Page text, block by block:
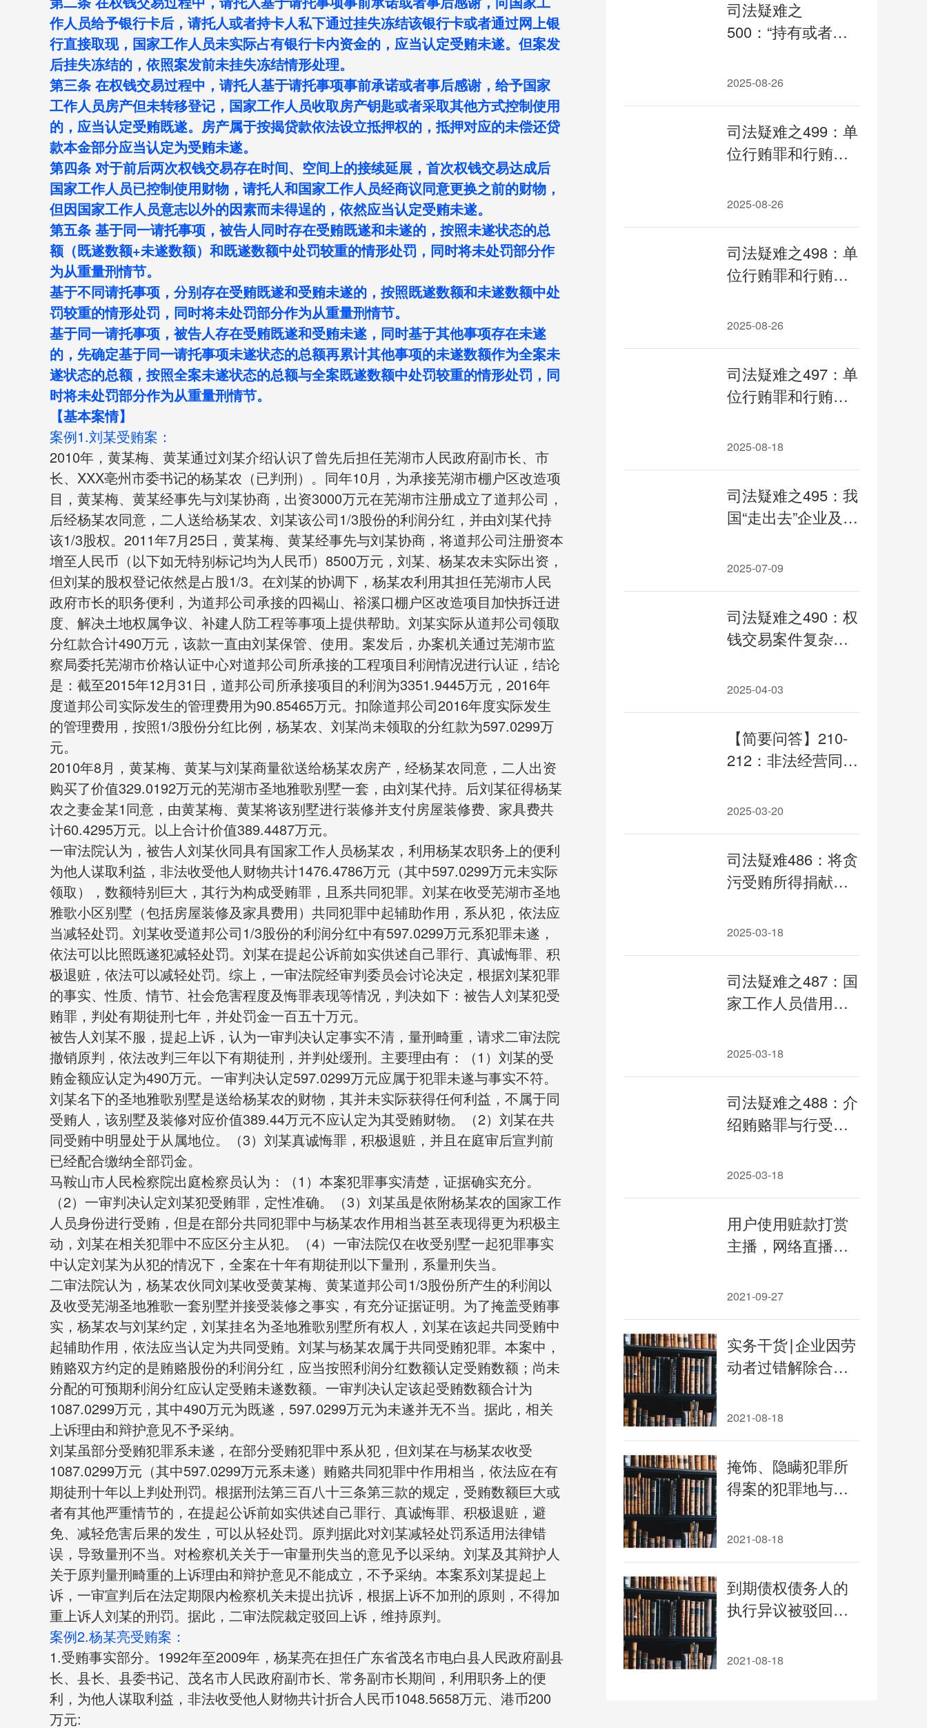
作人员给予银行卡后，请托人或者持卡人私下通过挂失冻结该银行卡或者通过网上银
行直接取现，国家工作人员未实际占有银行卡内资金的，应当认定受贿未遂。但案发
后挂失冻结的，依照案发前未挂失冻结情形处理。
第三条 在权钱交易过程中，请托人基于请托事项事前承诺或者事后感谢，给予国家
工作人员房产但未转移登记，国家工作人员收取房产钥匙或者采取其他方式控制使用
的，应当认定受贿既遂。房产属于按揭贷款依法设立抵押权的，抵押对应的未偿还贷
款本金部分应当认定为受贿未遂。
第四条 对于前后两次权钱交易存在时间、空间上的接续延展，首次权钱交易达成后
国家工作人员已控制使用财物，请托人和国家工作人员经商议同意更换之前的财物，
但因国家工作人员意志以外的因素而未得逞的，依然应当认定受贿未遂。
第五条 基于同一请托事项，被告人同时存在受贿既遂和未遂的，按照未遂状态的总
额（既遂数额+未遂数额）和既遂数额中处罚较重的情形处罚，同时将未处罚部分作
为从重量刑情节。
基于不同请托事项，分别存在受贿既遂和受贿未遂的，按照既遂数额和未遂数额中处
罚较重的情形处罚，同时将未处罚部分作为从重量刑情节。
基于同一请托事项，被告人存在受贿既遂和受贿未遂，同时基于其他事项存在未遂
的，先确定基于同一请托事项未遂状态的总额再累计其他事项的未遂数额作为全案未
遂状态的总额，按照全案未遂状态的总额与全案既遂数额中处罚较重的情形处罚，同
时将未处罚部分作为从重量刑情节。
【基本案情】
案例1.刘某受贿案：
2010年，黄某梅、黄某通过刘某介绍认识了曾先后担任芜湖市人民政府副市长、市
长、XXX亳州市委书记的杨某农（已判刑）。同年10月，为承接芜湖市棚户区改造项
目，黄某梅、黄某经事先与刘某协商，出资3000万元在芜湖市注册成立了道邦公司，
后经杨某农同意，二人送给杨某农、刘某该公司1/3股份的利润分红，并由刘某代持
该1/3股权。2011年7月25日，黄某梅、黄某经事先与刘某协商，将道邦公司注册资本
增至人民币（以下如无特别标记均为人民币）8500万元，刘某、杨某农未实际出资，
但刘某的股权登记依然是占股1/3。在刘某的协调下，杨某农利用其担任芜湖市人民
政府市长的职务便利，为道邦公司承接的四褐山、裕溪口棚户区改造项目加快拆迁进
度、解决土地权属争议、补建人防工程等事项上提供帮助。刘某实际从道邦公司领取
分红款合计490万元，该款一直由刘某保管、使用。案发后，办案机关通过芜湖市监
察局委托芜湖市价格认证中心对道邦公司所承接的工程项目利润情况进行认证，结论
是：截至2015年12月31日，道邦公司所承接项目的利润为3351.9445万元，2016年
度道邦公司实际发生的管理费用为90.85465万元。扣除道邦公司2016年度实际发生
的管理费用，按照1/3股份分红比例，杨某农、刘某尚未领取的分红款为597.0299万
元。
2010年8月，黄某梅、黄某与刘某商量欲送给杨某农房产，经杨某农同意，二人出资
购买了价值329.0192万元的芜湖市圣地雅歌别墅一套，由刘某代持。后刘某征得杨某
农之妻金某1同意，由黄某梅、黄某将该别墅进行装修并支付房屋装修费、家具费共
计60.4295万元。以上合计价值389.4487万元。
一审法院认为，被告人刘某伙同具有国家工作人员杨某农，利用杨某农职务上的便利
为他人谋取利益，非法收受他人财物共计1476.4786万元（其中597.0299万元未实际
领取），数额特别巨大，其行为构成受贿罪，且系共同犯罪。刘某在收受芜湖市圣地
雅歌小区别墅（包括房屋装修及家具费用）共同犯罪中起辅助作用，系从犯，依法应
当减轻处罚。刘某收受道邦公司1/3股份的利润分红中有597.0299万元系犯罪未遂，
依法可以比照既遂犯减轻处罚。刘某在提起公诉前如实供述自己罪行、真诚悔罪、积
极退赃，依法可以减轻处罚。综上，一审法院经审判委员会讨论决定，根据刘某犯罪
的事实、性质、情节、社会危害程度及悔罪表现等情况，判决如下：被告人刘某犯受
贿罪，判处有期徒刑七年，并处罚金一百五十万元。
被告人刘某不服，提起上诉，认为一审判决认定事实不清，量刑畸重，请求二审法院
撤销原判，依法改判三年以下有期徒刑，并判处缓刑。主要理由有：（1）刘某的受
贿金额应认定为490万元。一审判决认定597.0299万元应属于犯罪未遂与事实不符。
刘某名下的圣地雅歌别墅是送给杨某农的财物，其并未实际获得任何利益，不属于同
受贿人，该别墅及装修对应价值389.44万元不应认定为其受贿财物。（2）刘某在共
同受贿中明显处于从属地位。（3）刘某真诚悔罪，积极退赃，并且在庭审后宣判前
已经配合缴纳全部罚金。
马鞍山市人民检察院出庭检察员认为：（1）本案犯罪事实清楚，证据确实充分。
（2）一审判决认定刘某犯受贿罪，定性准确。（3）刘某虽是依附杨某农的国家工作
人员身份进行受贿，但是在部分共同犯罪中与杨某农作用相当甚至表现得更为积极主
动，刘某在相关犯罪中不应区分主从犯。（4）一审法院仅在收受别墅一起犯罪事实
中认定刘某为从犯的情况下，全案在十年有期徒刑以下量刑，系量刑失当。
二审法院认为，杨某农伙同刘某收受黄某梅、黄某道邦公司1/3股份所产生的利润以
及收受芜湖圣地雅歌一套别墅并接受装修之事实，有充分证据证明。为了掩盖受贿事
实，杨某农与刘某约定，刘某挂名为圣地雅歌别墅所有权人，刘某在该起共同受贿中
起辅助作用，依法应当认定为共同受贿。刘某与杨某农属于共同受贿犯罪。本案中，
贿赂双方约定的是贿赂股份的利润分红，应当按照利润分红数额认定受贿数额；尚未
分配的可预期利润分红应认定受贿未遂数额。一审判决认定该起受贿数额合计为
1087.0299万元，其中490万元为既遂，597.0299万元为未遂并无不当。据此，相关
上诉理由和辩护意见不予采纳。
刘某虽部分受贿犯罪系未遂，在部分受贿犯罪中系从犯，但刘某在与杨某农收受
1087.0299万元（其中597.0299万元系未遂）贿赂共同犯罪中作用相当，依法应在有
期徒刑十年以上判处刑罚。根据刑法第三百八十三条第三款的规定，受贿数额巨大或
者有其他严重情节的，在提起公诉前如实供述自己罪行、真诚悔罪、积极退赃，避
免、减轻危害后果的发生，可以从轻处罚。原判据此对刘某减轻处罚系适用法律错
误，导致量刑不当。对检察机关关于一审量刑失当的意见予以采纳。刘某及其辩护人
关于原判量刑畸重的上诉理由和辩护意见不能成立，不予采纳。本案系刘某提起上
诉，一审宣判后在法定期限内检察机关未提出抗诉，根据上诉不加刑的原则，不得加
重上诉人刘某的刑罚。据此，二审法院裁定驳回上诉，维持原判。
案例2.杨某亮受贿案：
1.受贿事实部分。1992年至2009年，杨某亮在担任广东省茂名市电白县人民政府副县
长、县长、县委书记、茂名市人民政府副市长、常务副市长期间，利用职务上的便
利，为他人谋取利益，非法收受他人财物共计折合人民币1048.5658万元、港币200
万元:
司法疑难之
500：“持有或者实
股份数达到该证券
量百分之三十以
上”是否只要一个交
易日的解析和建议
2025-08-26
司法疑难之499：单
位行贿罪和行贿罪
究（二）（下篇）
2025-08-26
司法疑难之498：单
位行贿罪和行贿罪
究（二）
2025-08-26
司法疑难之497：单
位行贿罪和行贿罪
究
2025-08-18
司法疑难之495：我
国“走出去”企业及相
织他人偷越国
境案件中罪与非罪
的相关疑难分析
2025-07-09
司法疑难之490：权
钱交易案件复杂情
定和既未遂并存的
2025-04-03
【简要问答】210-
212：非法经营同类
侵犯财产犯罪违法
措施；单位犯罪是
否因个人犯罪追诉
时效中断
2025-03-20
司法疑难486：将贪
污受贿所得捐献寺
数额；明示或暗示
捐献或者赞助与国
家工作人员有关的
人地物的定性
2025-03-18
司法疑难之487：国
家工作人员借用汽
贿性质的争议与类
2025-03-18
司法疑难之488：介
绍贿赂罪与行受贿
中约定分配所谋取
财物对定性的影
响）；介绍贿赂罪
未遂的认定标准
2025-03-18
用户使用赃款打赏
主播，网络直播平
还责任？
2021-09-27
实务干货∣企业因劳
动者过错解除合同
2021-08-18
掩饰、隐瞒犯罪所
得案的犯罪地与诈
且掩饰、隐瞒犯罪
住地也不在诈骗行
为地的，诈骗行为
地法院对掩饰、隐
辖权
2021-08-18
到期债权债务人的
执行异议被驳回后
行异议之诉
2021-08-18